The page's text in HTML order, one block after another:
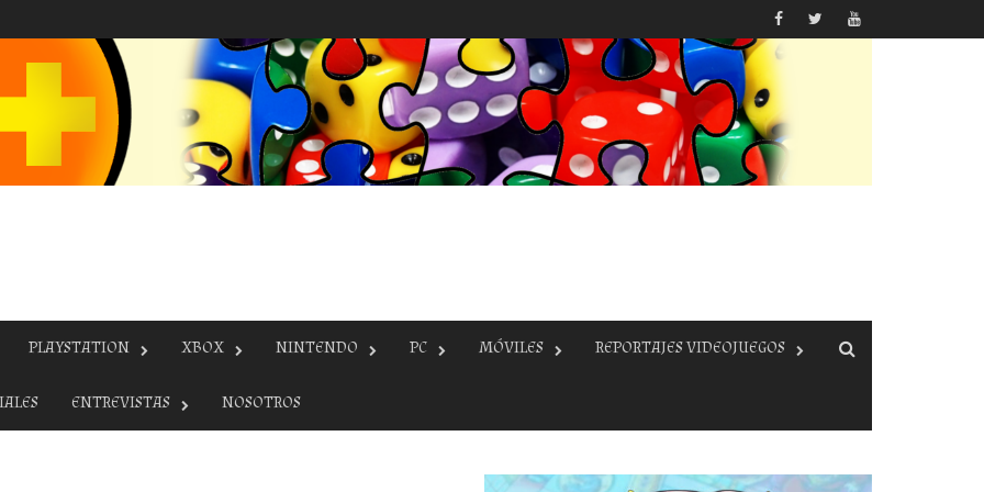
PLAYSTATION XBOX NINTENDO PC MÓVILES REPORTAJES VIDEOJUEGOS
ENTREVISTAS NOSOTROS